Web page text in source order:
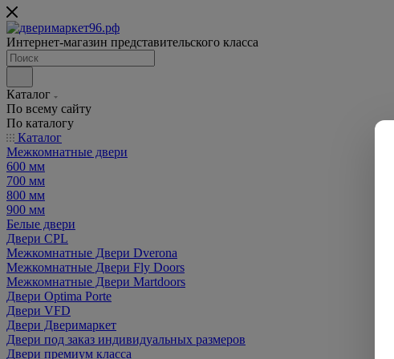
Интернет-магазин представительского класса
Каталог
По всему сайту
По каталогу
Каталог
Межкомнатные двери
600 мм
700 мм
800 мм
900 мм
Белые двери
Двери CPL
Межкомнатные Двери Dverona
Межкомнатные Двери Fly Doors
Межкомнатные Двери Martdoors
Двери Optima Porte
Двери VFD
Двери Дверимаркет
Двери под заказ индивидуальных размеров
Двери премиум класса